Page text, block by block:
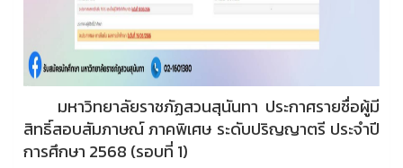
มหาวิทยาลัยราชภัฏสวนสุนันทา ประกาศรายชื่อผู้มี
สิทธิ์สอบสัมภาษณ์ ภาคพิเศษ ระดับปริญญาตรี ประจำปี
การศึกษา 2568 (รอบที่ 1)